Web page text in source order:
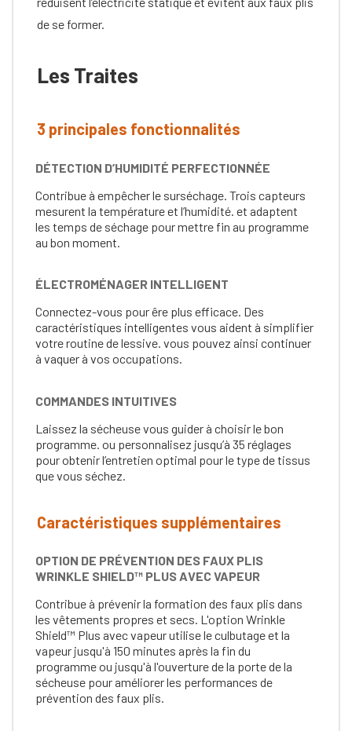
de se former.
Les Traites
3 principales fonctionnalités
DÉTECTION D’HUMIDITÉ PERFECTIONNÉE
Contribue à empêcher le surséchage. Trois capteurs
mesurent la température et l’humidité. et adaptent
les temps de séchage pour mettre fin au programme
au bon moment.
ÉLECTROMÉNAGER INTELLIGENT
Connectez-vous pour êre plus efficace. Des
caractéristiques intelligentes vous aident à simplifier
votre routine de lessive. vous pouvez ainsi continuer
à vaquer à vos occupations.
COMMANDES INTUITIVES
Laissez la sécheuse vous guider à choisir le bon
programme. ou personnalisez jusqu’à 35 réglages
pour obtenir l’entretien optimal pour le type de tissus
que vous séchez.
Caractéristiques supplémentaires
OPTION DE PRÉVENTION DES FAUX PLIS
WRINKLE SHIELD™ PLUS AVEC VAPEUR
Contribue à prévenir la formation des faux plis dans
les vêtements propres et secs. L'option Wrinkle
Shield™ Plus avec vapeur utilise le culbutage et la
vapeur jusqu'à 150 minutes après la fin du
programme ou jusqu'à l'ouverture de la porte de la
sécheuse pour améliorer les performances de
prévention des faux plis.